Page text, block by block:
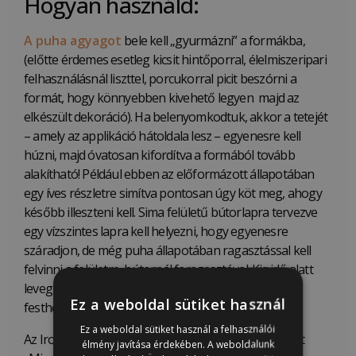
A puha agyagot bele kell „gyurmázni” a formákba,
(előtte érdemes esetleg kicsit hintőporral, élelmiszeripari
felhasználásnál liszttel, porcukorral picit beszórni a
formát, hogy könnyebben kivehető legyen majd az
elkészült dekoráció). Ha belenyomkodtuk, akkor a tetejét
– amely az applikáció hátoldala lesz – egyenesre kell
húzni, majd óvatosan kifordítva a formából tovább
alakítható! Például ebben az előformázott állapotában
egy íves részletre simítva pontosan úgy köt meg, ahogy
később illeszteni kell. Sima felületű bútorlapra tervezve
egy vízszintes lapra kell helyezni, hogy egyenesre
száradjon, de még puha állapotában ragasztással kell
felvinni a felületre, bútornál faragasztóval. Kis idő alatt
levegőn megszilárdulva a minta kikeményedik és
festhetővé válik.
Az Iron Orchid Designs (IOD) által szabadalmaztatott
Ez a weboldal sütiket használ
Ez a weboldal sütiket használ a felhasználói
élmény javítása érdekében. A weboldalunk